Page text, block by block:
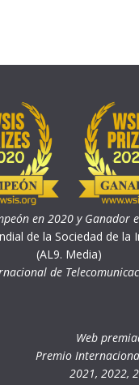
en 2020 y Ganador
de la Sociedad de la
(AL9. Media)
de
Web
Premio
2021, 2022,